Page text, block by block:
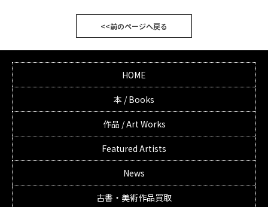
<<前のページへ戻る
HOME
本 / Books
作品 / Art Works
Featured Artists
News
古書・美術作品買取